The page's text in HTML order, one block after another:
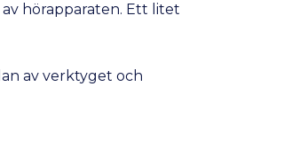
hörapparaten. Ett litet
av verktyget och